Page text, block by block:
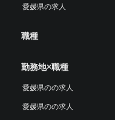
愛媛県の求人
職種
勤務地×職種
愛媛県のの求人
愛媛県のの求人